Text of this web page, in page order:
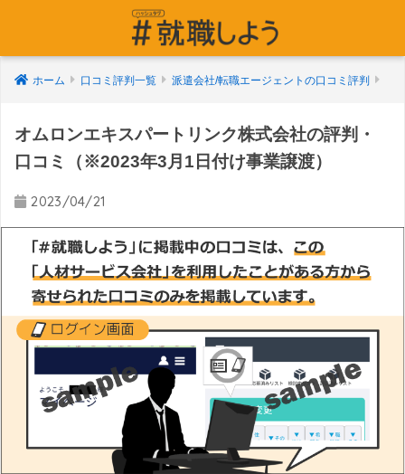
ホーム 口コミ評判一覧 派遣会社/転職エージェントの口コミ評判
オムロンエキスパートリンク株式会社の評判・
口コミ（※2023年3月1日付け事業譲渡）
2023/04/21